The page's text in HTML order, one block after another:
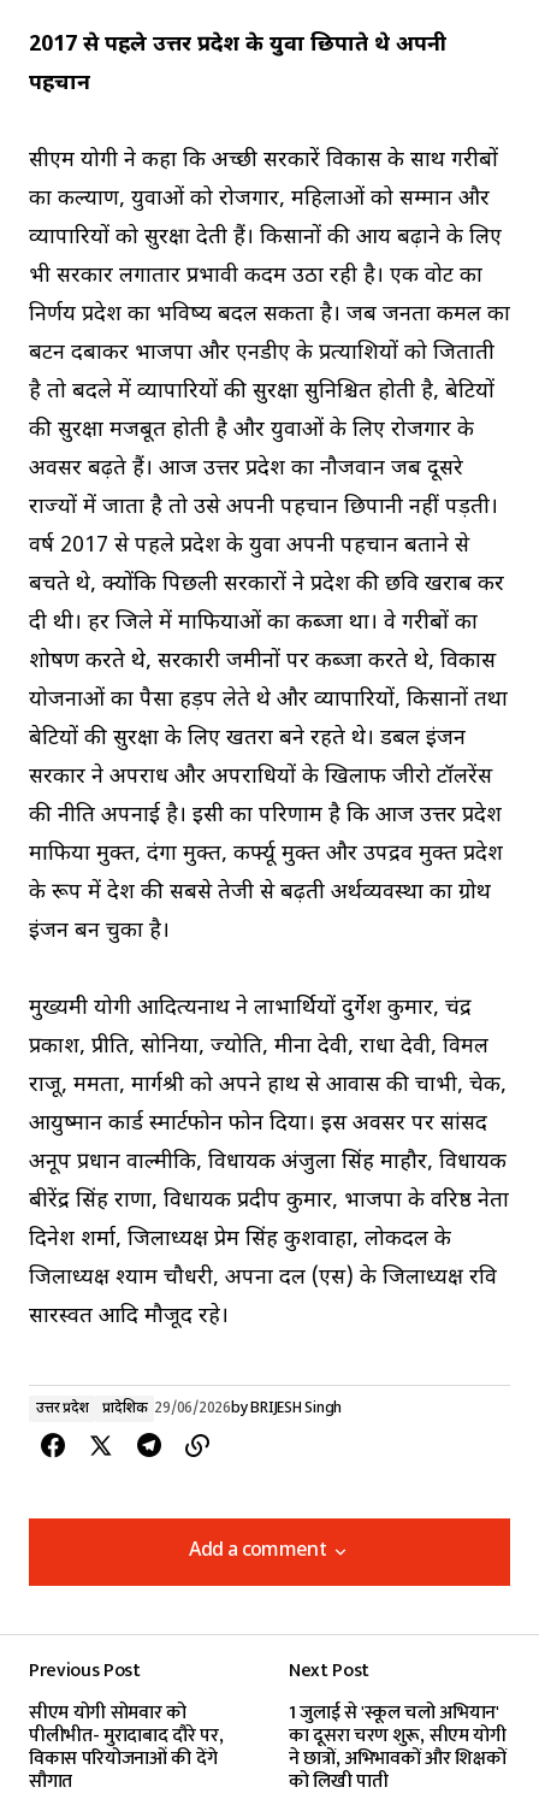
2017 से पहले उत्तर प्रदेश के युवा छिपाते थे अपनी
पहचान
सीएम योगी ने कहा कि अच्छी सरकारें विकास के साथ गरीबों
का कल्याण, युवाओं को रोजगार, महिलाओं को सम्मान और
व्यापारियों को सुरक्षा देती हैं। किसानों की आय बढ़ाने के लिए
भी सरकार लगातार प्रभावी कदम उठा रही है। एक वोट का
निर्णय प्रदेश का भविष्य बदल सकता है। जब जनता कमल का
बटन दबाकर भाजपा और एनडीए के प्रत्याशियों को जिताती
है तो बदले में व्यापारियों की सुरक्षा सुनिश्चित होती है, बेटियों
की सुरक्षा मजबूत होती है और युवाओं के लिए रोजगार के
अवसर बढ़ते हैं। आज उत्तर प्रदेश का नौजवान जब दूसरे
राज्यों में जाता है तो उसे अपनी पहचान छिपानी नहीं पड़ती।
वर्ष 2017 से पहले प्रदेश के युवा अपनी पहचान बताने से
बचते थे, क्योंकि पिछली सरकारों ने प्रदेश की छवि खराब कर
दी थी। हर जिले में माफियाओं का कब्जा था। वे गरीबों का
शोषण करते थे, सरकारी जमीनों पर कब्जा करते थे, विकास
योजनाओं का पैसा हड़प लेते थे और व्यापारियों, किसानों तथा
बेटियों की सुरक्षा के लिए खतरा बने रहते थे। डबल इंजन
सरकार ने अपराध और अपराधियों के खिलाफ जीरो टॉलरेंस
की नीति अपनाई है। इसी का परिणाम है कि आज उत्तर प्रदेश
माफिया मुक्त, दंगा मुक्त, कर्फ्यू मुक्त और उपद्रव मुक्त प्रदेश
के रूप में देश की सबसे तेजी से बढ़ती अर्थव्यवस्था का ग्रोथ
इंजन बन चुका है।
मुख्यमंत्री योगी आदित्यनाथ ने लाभार्थियों दुर्गेश कुमार, चंद्र
प्रकाश, प्रीति, सोनिया, ज्योति, मीना देवी, राधा देवी, विमल
राजू, ममता, मार्गश्री को अपने हाथ से आवास की चाभी, चेक,
आयुष्मान कार्ड स्मार्टफोन फोन दिया। इस अवसर पर सांसद
अनूप प्रधान वाल्मीकि, विधायक अंजुला सिंह माहौर, विधायक
बीरेंद्र सिंह राणा, विधायक प्रदीप कुमार, भाजपा के वरिष्ठ नेता
दिनेश शर्मा, जिलाध्यक्ष प्रेम सिंह कुशवाहा, लोकदल के
जिलाध्यक्ष श्याम चौधरी, अपना दल (एस) के जिलाध्यक्ष रवि
सारस्वत आदि मौजूद रहे।
उत्तर प्रदेश प्रादेशिक 29/06/2026byBRIJESH Singh
Add a comment
Add a comment
Required fields are marked*
Comment
Previous Post
सीएम योगी सोमवार को
पीलीभीत- मुरादाबाद दौरे पर,
विकास परियोजनाओं की देंगे
सौगात
Next Post
1 जुलाई से 'स्कूल चलो अभियान'
का दूसरा चरण शुरू, सीएम योगी
ने छात्रों, अभिभावकों और शिक्षकों
को लिखी पाती